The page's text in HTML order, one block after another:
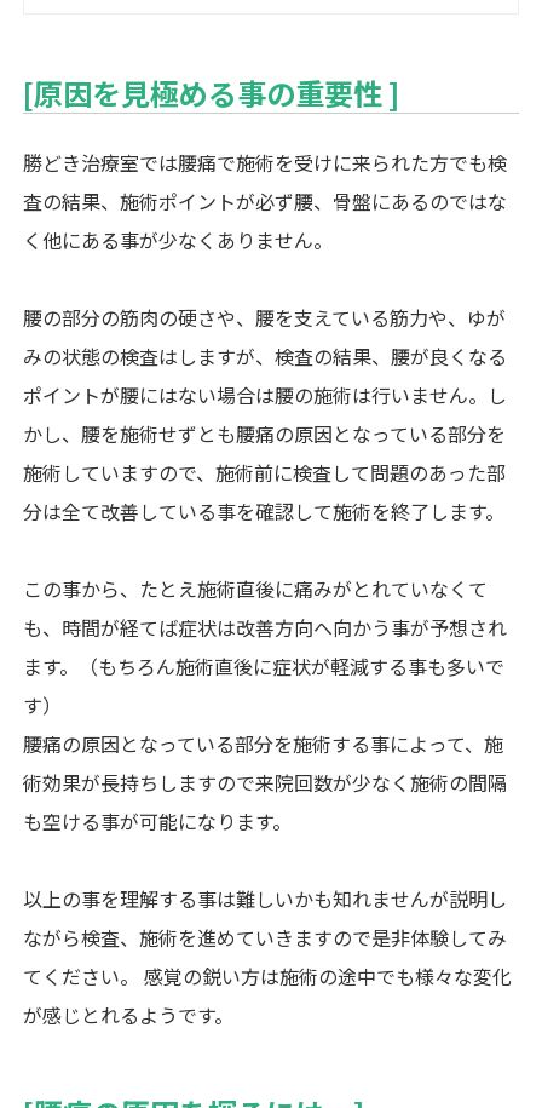
[原因を見極める事の重要性 ]
勝どき治療室では腰痛で施術を受けに来られた方でも検
査の結果、施術ポイントが必ず腰、骨盤にあるのではな
く他にある事が少なくありません。
腰の部分の筋肉の硬さや、腰を支えている筋力や、ゆが
みの状態の検査はしますが、検査の結果、腰が良くなる
ポイントが腰にはない場合は腰の施術は行いません。し
かし、腰を施術せずとも腰痛の原因となっている部分を
施術していますので、施術前に検査して問題のあった部
分は全て改善している事を確認して施術を終了します。
この事から、たとえ施術直後に痛みがとれていなくて
も、時間が経てば症状は改善方向へ向かう事が予想され
ます。（もちろん施術直後に症状が軽減する事も多いで
す）
腰痛の原因となっている部分を施術する事によって、施
術効果が長持ちしますので来院回数が少なく施術の間隔
も空ける事が可能になります。
以上の事を理解する事は難しいかも知れませんが説明し
ながら検査、施術を進めていきますので是非体験してみ
てください。 感覚の鋭い方は施術の途中でも様々な変化
が感じとれるようです。